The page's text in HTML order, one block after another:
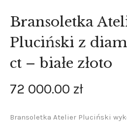
Bransoletka
Pluciński z
ct – białe złoto
72 000.00 zł
Bransoletka Atelier Pluciński